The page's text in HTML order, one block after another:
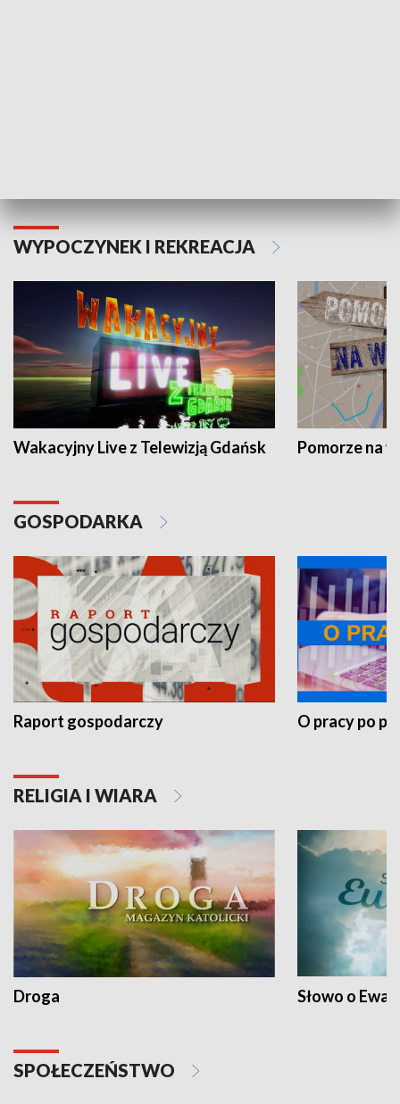
WYPOCZYNEK I REKREACJA
Wakacyjny Live z Telewizją Gdańsk Pomorze na
GOSPODARKA
Raport gospodarczy O pracy po
RELIGIA I WIARA
Droga Słowo o
SPOŁECZEŃSTWO